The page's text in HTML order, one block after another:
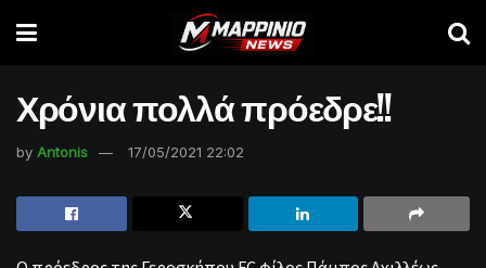
Χρόνια πολλά πρόεδρε!!
by Antonis 17/05/2021 22:02